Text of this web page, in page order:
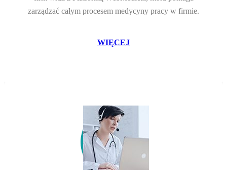
zarządzać całym procesem medycyny pracy w firmie.
WIĘCEJ